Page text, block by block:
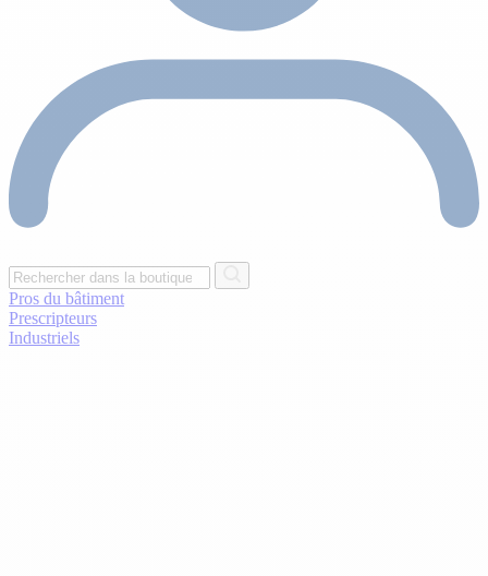
Pros du bâtiment
Prescripteurs
Industriels